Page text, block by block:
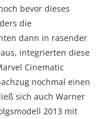
bevor dieses
die
dann in rasender
integrierten diese
Cinematic
nochmal einen
sich auch Warner
2013 mit